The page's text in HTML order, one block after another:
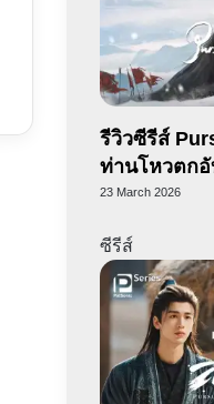
รีวิวซีรีส์
ท่านโหวตก
23 March 2026
ซีรีส์